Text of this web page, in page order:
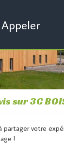
Appeler
sur 3C
partager votre
!